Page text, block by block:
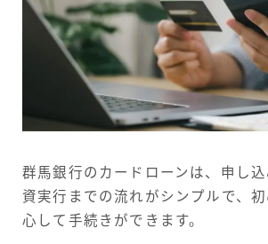
群馬銀行のカードローンは、申し
資実行までの流れがシンプルで、
心して手続きができます。